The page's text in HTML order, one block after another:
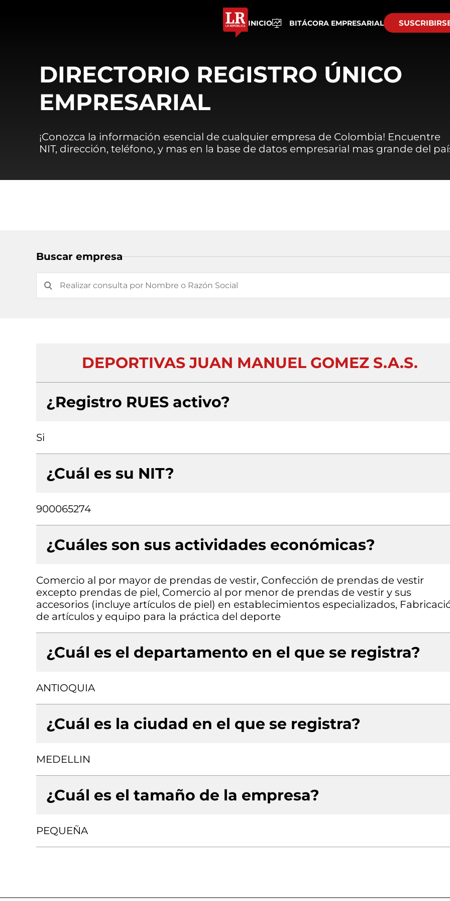
INICIO BITÁCORA EMPRESARIAL
DIRECTORIO REGISTRO ÚNICO
EMPRESARIAL
¡Conozca la información esencial de cualquier empresa de Colombia! Encuentre
NIT, dirección, teléfono, y mas en la base de datos empresarial mas grande del
Buscar empresa
DEPORTIVAS JUAN MANUEL GOMEZ S.A.S.
¿Registro RUES activo?
Si
¿Cuál es su NIT?
900065274
¿Cuáles son sus actividades económicas?
Comercio al por mayor de prendas de vestir, Confección de prendas de vestir
excepto prendas de piel, Comercio al por menor de prendas de vestir y sus
accesorios (incluye artículos de piel) en establecimientos especializados,
de artículos y equipo para la práctica del deporte
¿Cuál es el departamento en el que se registra?
ANTIOQUIA
¿Cuál es la ciudad en el que se registra?
MEDELLIN
¿Cuál es el tamaño de la empresa?
PEQUEÑA